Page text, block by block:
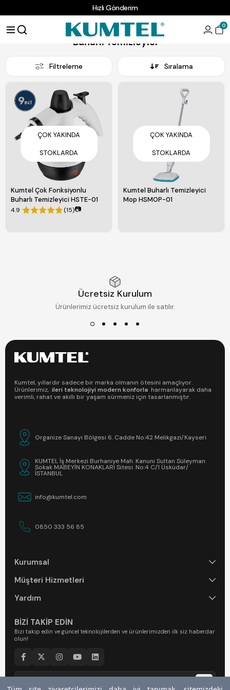
Hızlı Gönderim
0
Temizlik Ürünleri Buharlı Temizleyici
Buharlı Temizleyici
Filtreleme Sıralama
ÇOK YAKINDA
STOKLARDA
Kumtel Çok Fonksiyonlu
Buharlı Temizleyici HSTE-01
4.9 (15)📷
ÇOK YAKINDA
STOKLARDA
Kumtel Buharlı Temizleyici
Mop HSMOP-01
Ücretsiz Kurulum
Ürünlerimiz ücretsiz kurulum ile satılır.
Kumtel, yıllardır sadece bir marka olmanın ötesini amaçlıyor.
Ürünlerimiz, ileri teknolojiyi modern konforla harmanlayarak daha
verimli, rahat ve akıllı bir yaşam sürmeniz için tasarlanmıştır.
Organize Sanayi Bölgesi 6. Cadde No:42 Melikgazi/Kayseri
KUMTEL İş Merkezi Burhaniye Mah. Kanuni Sultan Süleyman
Sokak MABEYİN KONAKLARI Sitesi. No:4 C/1 Üsküdar/
İSTANBUL
info@kumtel.com
0850 333 56 85
Kurumsal
Müşteri Hizmetleri
Yardım
BİZİ TAKİP EDİN
Bizi takip edin ve güncel teknolojilerden ve ürünlerimizden ilk siz haberdar
olun!